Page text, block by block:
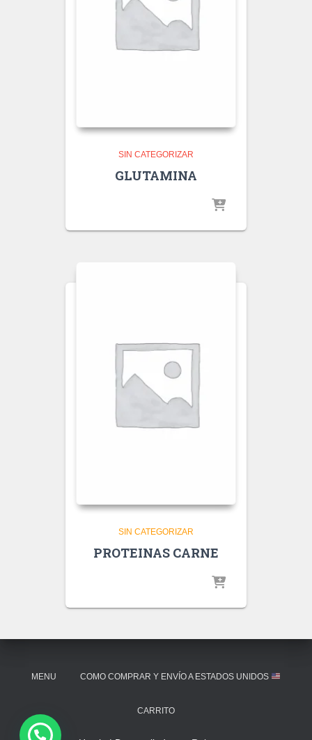
SIN CATEGORIZAR
GLUTAMINA
SIN CATEGORIZAR
PROTEINAS CARNE
MENU COMO COMPRAR Y ENVÍO A ESTADOS UNIDOS
CARRITO